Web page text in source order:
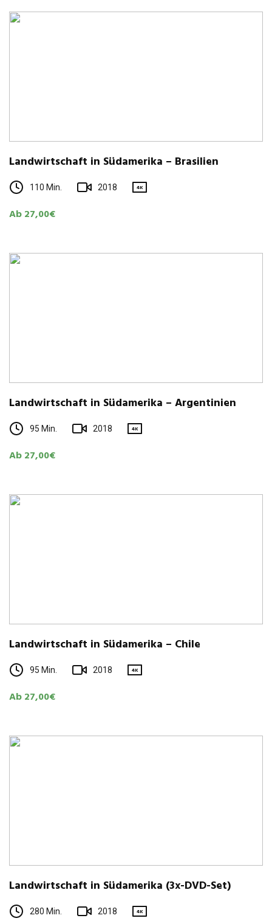
Land­wirt­schaft in Süd­ame­rika – Brasilien
110 Min. 2018 4K
Ab 27,00€
Land­wirt­schaft in Süd­ame­rika – Argentinien
95 Min. 2018 4K
Ab 27,00€
Land­wirt­schaft in Süd­ame­rika – Chile
95 Min. 2018 4K
Ab 27,00€
Land­wirt­schaft in Süd­ame­rika (3x-DVD-Set)
280 Min. 2018 4K